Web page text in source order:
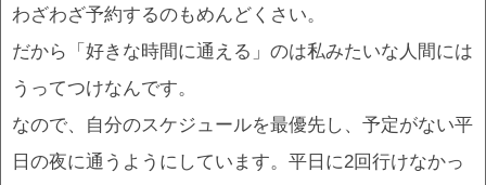
わざわざ予約するのもめんどくさい。
だから「好きな時間に通える」のは私みたいな人間には
うってつけなんです。
なので、自分のスケジュールを最優先し、予定がない平
日の夜に通うようにしています。平日に2回行けなかっ